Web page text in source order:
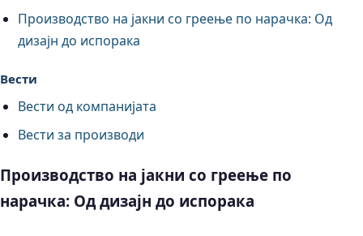
Производство на јакни со греење по нарачка: Од
дизајн до испорака
Вести
Вести од компанијата
Вести за производи
Производство на јакни со греење по
нарачка: Од дизајн до испорака